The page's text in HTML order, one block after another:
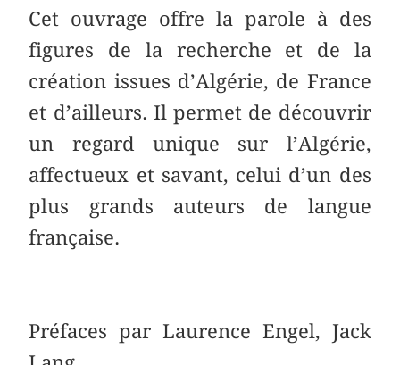
Cet ouvrage offre la parole à des
figures de la recherche et de la
création issues d’Algérie, de France
et d’ailleurs. Il permet de découvrir
un regard unique sur l’Algérie,
affectueux et savant, celui d’un des
plus grands auteurs de langue
française.
Préfaces par Laurence Engel, Jack